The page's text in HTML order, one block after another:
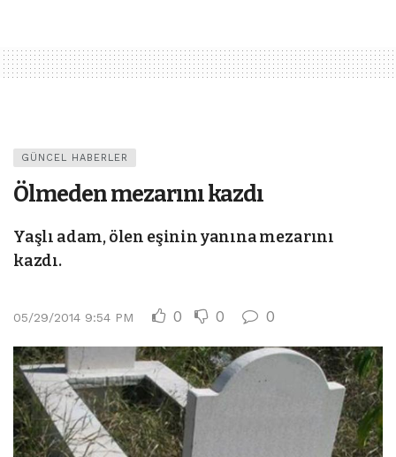
GÜNCEL HABERLER
Ölmeden mezarını kazdı
Yaşlı adam, ölen eşinin yanına mezarını
kazdı.
05/29/2014 9:54 PM 0 0 0